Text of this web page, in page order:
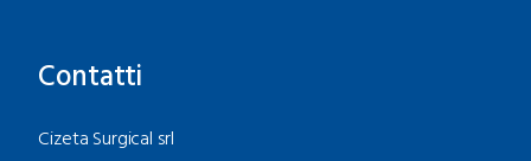
Contatti
Cizeta Surgical srl